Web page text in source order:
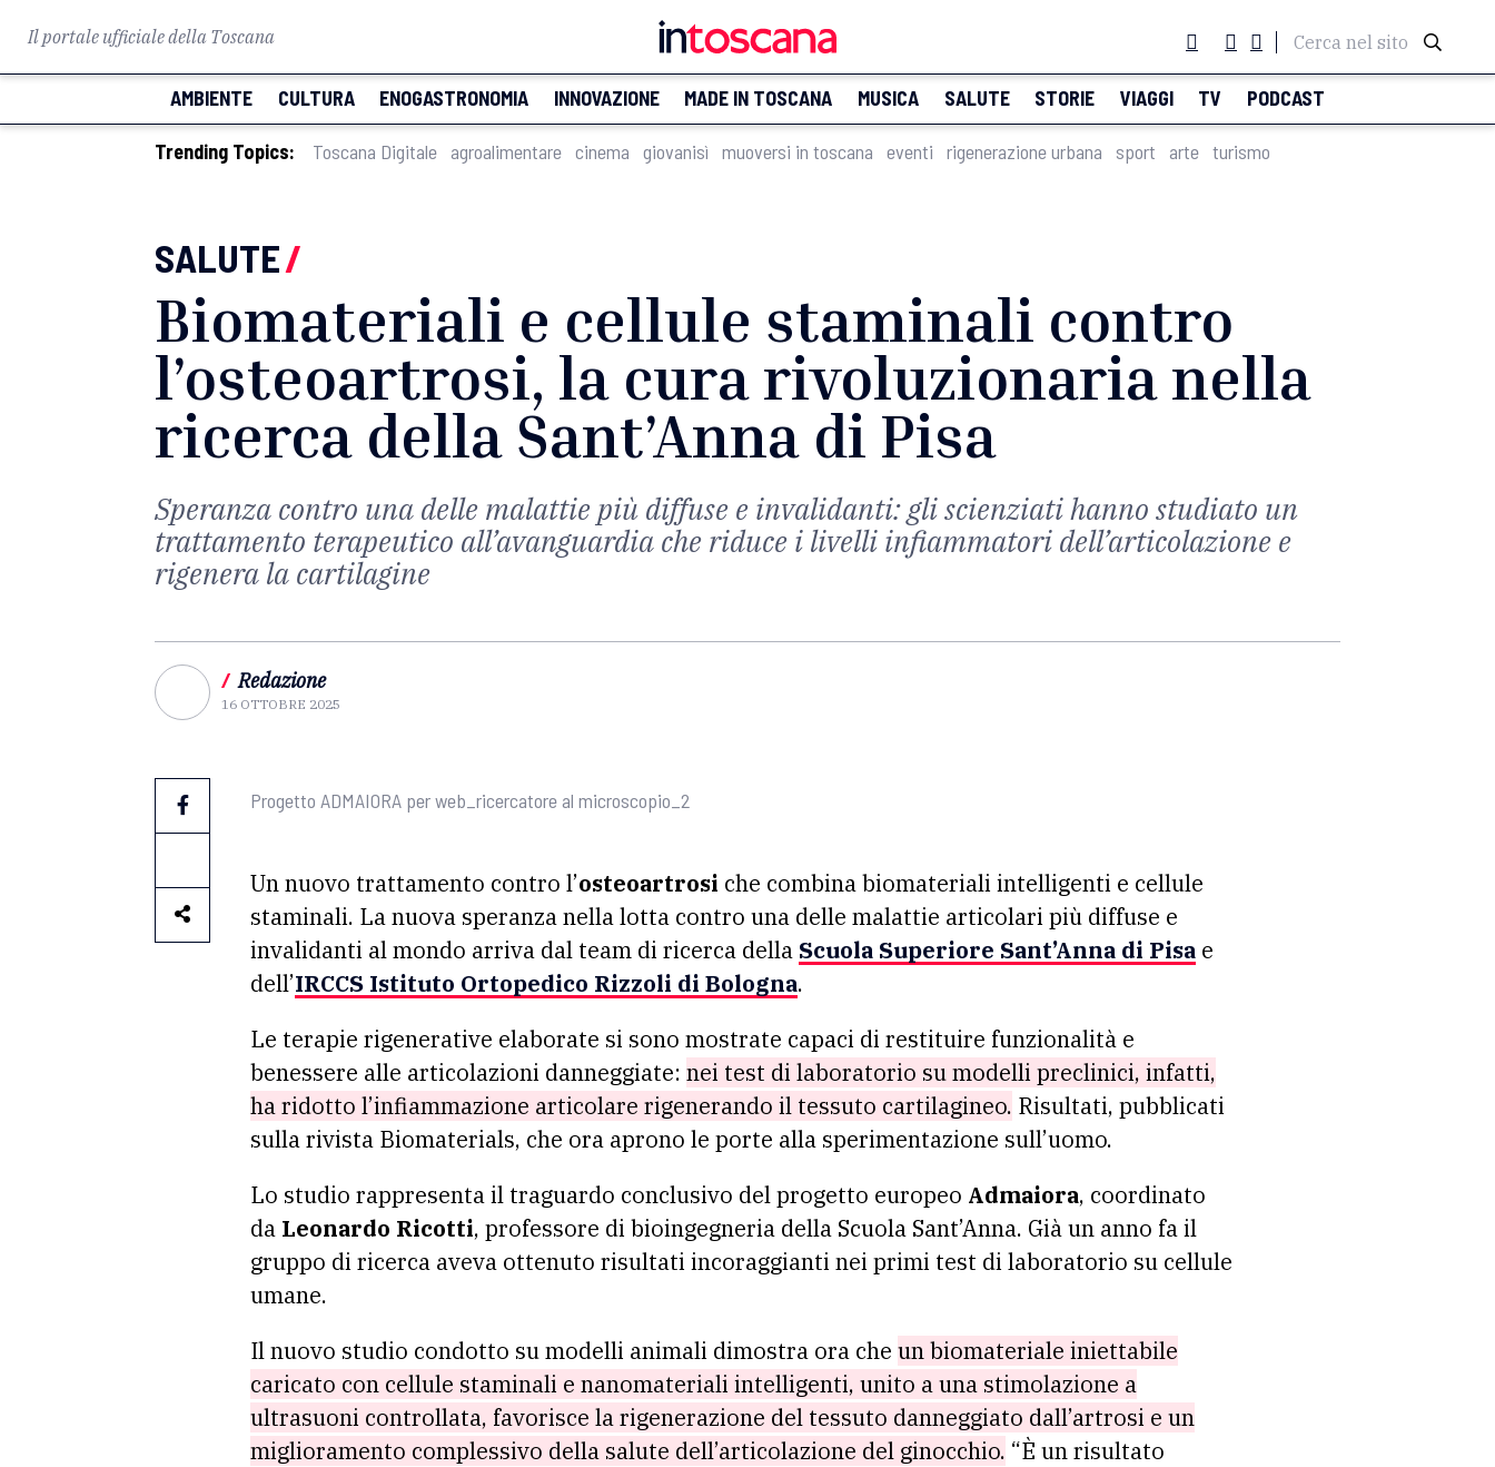
Il portale ufficiale della Toscana Cerca nel sito
AMBIENTE CULTURA ENOGASTRONOMIA INNOVAZIONE MADE IN TOSCANA MUSICA SALUTE STORIE VIAGGI TV PODCAST
Trending Topics: Toscana Digitale agroalimentare cinema giovanisì muoversi in toscana eventi rigenerazione urbana sport arte turismo
SALUTE/
Biomateriali e cellule staminali contro
l’osteoartrosi, la cura rivoluzionaria nella
ricerca della Sant’Anna di Pisa
Speranza contro una delle malattie più diffuse e invalidanti: gli scienziati hanno studiato un
trattamento terapeutico all’avanguardia che riduce i livelli infiammatori dell’articolazione e
rigenera la cartilagine
/ Redazione
16 OTTOBRE 2025
Progetto ADMAIORA per web_ricercatore al microscopio_2
Un nuovo trattamento contro l’osteoartrosi che combina biomateriali intelligenti e cellule
staminali. La nuova speranza nella lotta contro una delle malattie articolari più diffuse e
invalidanti al mondo arriva dal team di ricerca della Scuola Superiore Sant’Anna di Pisa e
dell’IRCCS Istituto Ortopedico Rizzoli di Bologna.
Le terapie rigenerative elaborate si sono mostrate capaci di restituire funzionalità e
benessere alle articolazioni danneggiate: nei test di laboratorio su modelli preclinici, infatti,
ha ridotto l’infiammazione articolare rigenerando il tessuto cartilagineo. Risultati, pubblicati
sulla rivista Biomaterials, che ora aprono le porte alla sperimentazione sull’uomo.
Lo studio rappresenta il traguardo conclusivo del progetto europeo Admaiora, coordinato
da Leonardo Ricotti, professore di bioingegneria della Scuola Sant’Anna. Già un anno fa il
gruppo di ricerca aveva ottenuto risultati incoraggianti nei primi test di laboratorio su cellule
umane.
Il nuovo studio condotto su modelli animali dimostra ora che un biomateriale iniettabile
caricato con cellule staminali e nanomateriali intelligenti, unito a una stimolazione a
ultrasuoni controllata, favorisce la rigenerazione del tessuto danneggiato dall’artrosi e un
miglioramento complessivo della salute dell’articolazione del ginocchio. “È un risultato